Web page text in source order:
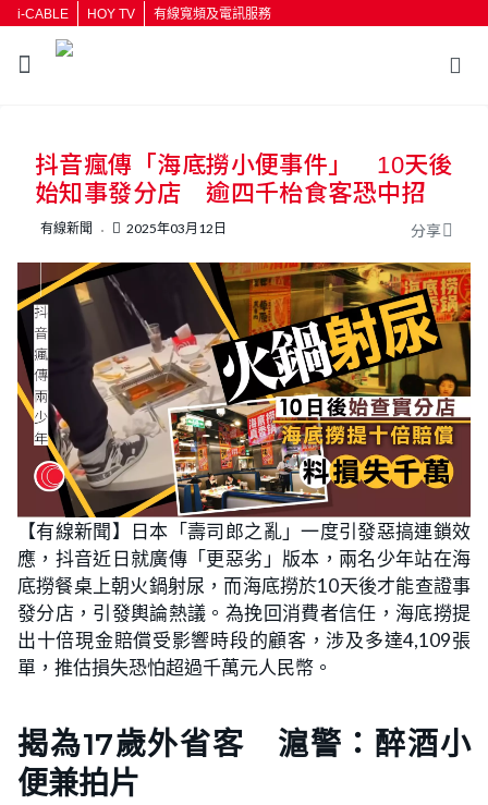
i-CABLE HOY TV 有線寬頻及電訊服務
按輸入鍵開始搜尋
抖音瘋傳「海底撈小便事件」 10天後
始知事發分店 逾四千枱食客恐中招
有線新聞 2025年03月12日 分享
【有線新聞】日本「壽司郎之亂」一度引發惡搞連鎖效
應，抖音近日就廣傳「更惡劣」版本，兩名少年站在海
底撈餐桌上朝火鍋射尿，而海底撈於10天後才能查證事
發分店，引發輿論熱議。為挽回消費者信任，海底撈提
出十倍現金賠償受影響時段的顧客，涉及多達4,109張
單，推估損失恐怕超過千萬元人民幣。
揭為17歲外省客 滬警：醉酒小
便兼拍片